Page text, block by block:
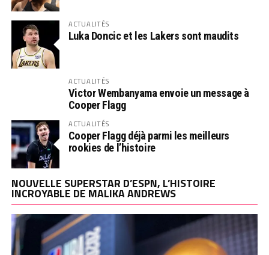
ACTUALITÉS
Luka Doncic et les Lakers sont maudits
ACTUALITÉS
Victor Wembanyama envoie un message à
Cooper Flagg
ACTUALITÉS
Cooper Flagg déjà parmi les meilleurs
rookies de l’histoire
NOUVELLE SUPERSTAR D’ESPN, L’HISTOIRE
INCROYABLE DE MALIKA ANDREWS